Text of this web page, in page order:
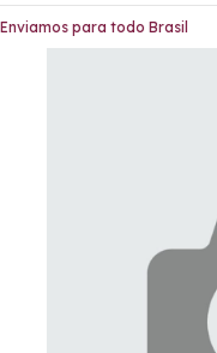
para todo Brasil